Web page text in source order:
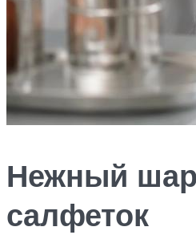
Нежный
салфеток